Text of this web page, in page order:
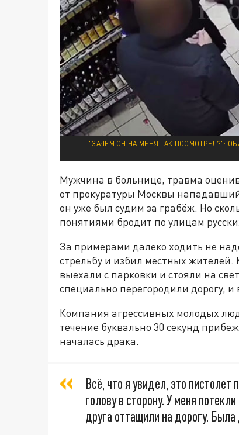
"ЗАЧЕМ ОН НА МЕНЯ ТАК ПОСМОТРЕЛ?":
Мужчина в больнице, травма
от прокуратуры Москвы
он уже был судим за грабёж. Но
понятиями бродит по улицам
За примерами далеко ходить не
стрельбу и избил местных
выехали с парковки и стояли на
специально перегородили дорогу, и
Компания агрессивных молодых
течение буквально 30 секунд
началась драка.
Всё, что я увидел, это
голову в сторону. У меня
друга оттащили на дорогу. Была